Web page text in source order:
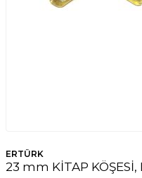
ERTÜRK
23 mm KİTAP KÖŞESİ,